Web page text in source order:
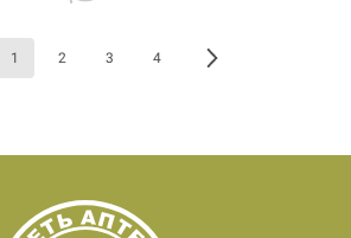
1 2 3 4